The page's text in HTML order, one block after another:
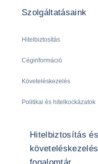
Szolgáltatásaink
Hitelbiztosítás
Céginformáció
Követeléskezelés
Politikai és hitelkockázatok
Hitelbiztosítás és
követeléskezelés
fogalomtár